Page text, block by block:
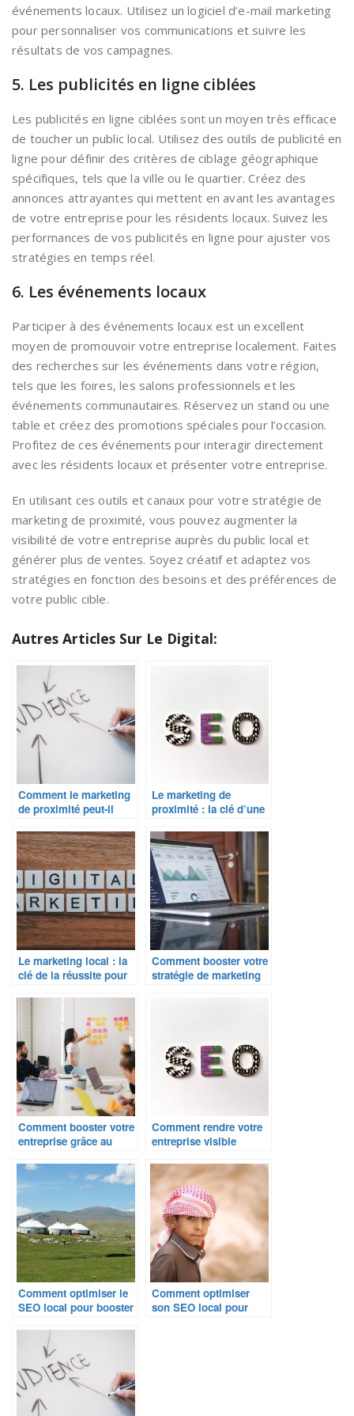
événements locaux. Utilisez un logiciel d’e-mail marketing
pour personnaliser vos communications et suivre les
résultats de vos campagnes.
5. Les publicités en ligne ciblées
Les publicités en ligne ciblées sont un moyen très efficace
de toucher un public local. Utilisez des outils de publicité en
ligne pour définir des critères de ciblage géographique
spécifiques, tels que la ville ou le quartier. Créez des
annonces attrayantes qui mettent en avant les avantages
de votre entreprise pour les résidents locaux. Suivez les
performances de vos publicités en ligne pour ajuster vos
stratégies en temps réel.
6. Les événements locaux
Participer à des événements locaux est un excellent
moyen de promouvoir votre entreprise localement. Faites
des recherches sur les événements dans votre région,
tels que les foires, les salons professionnels et les
événements communautaires. Réservez un stand ou une
table et créez des promotions spéciales pour l’occasion.
Profitez de ces événements pour interagir directement
avec les résidents locaux et présenter votre entreprise.
En utilisant ces outils et canaux pour votre stratégie de
marketing de proximité, vous pouvez augmenter la
visibilité de votre entreprise auprès du public local et
générer plus de ventes. Soyez créatif et adaptez vos
stratégies en fonction des besoins et des préférences de
votre public cible.
Autres Articles Sur Le Digital:
Comment le marketing
de proximité peut-il
Le marketing de
proximité : la clé d’une
Le marketing local : la
clé de la réussite pour
Comment booster votre
stratégie de marketing
Comment booster votre
entreprise grâce au
Comment rendre votre
entreprise visible
SEO ?
Comment optimiser le
SEO local pour booster
Comment optimiser
son SEO local pour